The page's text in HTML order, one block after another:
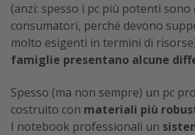
(anzi: spesso i pc più potenti sono
consumatori, perché devono
molto esigenti in termini di
famiglie presentano alcune
Spesso (ma non sempre) un pc
costruito con materiali più
I notebook professionali un